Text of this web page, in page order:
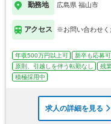
勤務地 広島県 福山市
アクセス ※お問い合わせく
年収500万円以上可 新卒も応募
原則、引越しを伴う転勤なし
残
積極採用中
求人の詳細を見る